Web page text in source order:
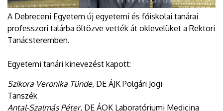
A Debreceni Egyetem új egyetemi és főiskolai tanárai
professzori talárba öltözve vették át oklevelüket a Rektori
Tanácsteremben.
Egyetemi tanári kinevezést kapott:
Szikora Veronika Tünde, DE ÁJK Polgári Jogi
Tanszék
Antal-Szalmás Péter, DE ÁOK Laboratóriumi Medicina